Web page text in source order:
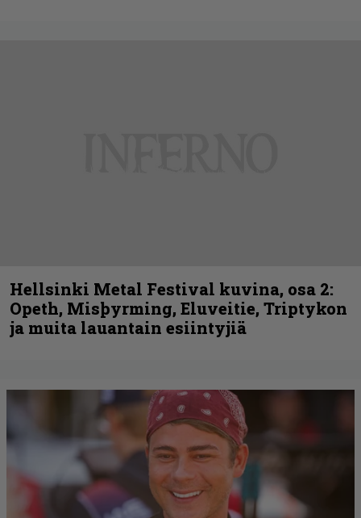
Hellsinki Metal Festival kuvina, osa 2:
Opeth, Misþyrming, Eluveitie, Triptykon
ja muita lauantain esiintyjiä